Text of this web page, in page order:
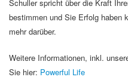
Schuller spricht über die Kraft
bestimmen und Sie Erfolg haben
mehr darüber.
Weitere Informationen, inkl.
Sie hier: Powerful Life